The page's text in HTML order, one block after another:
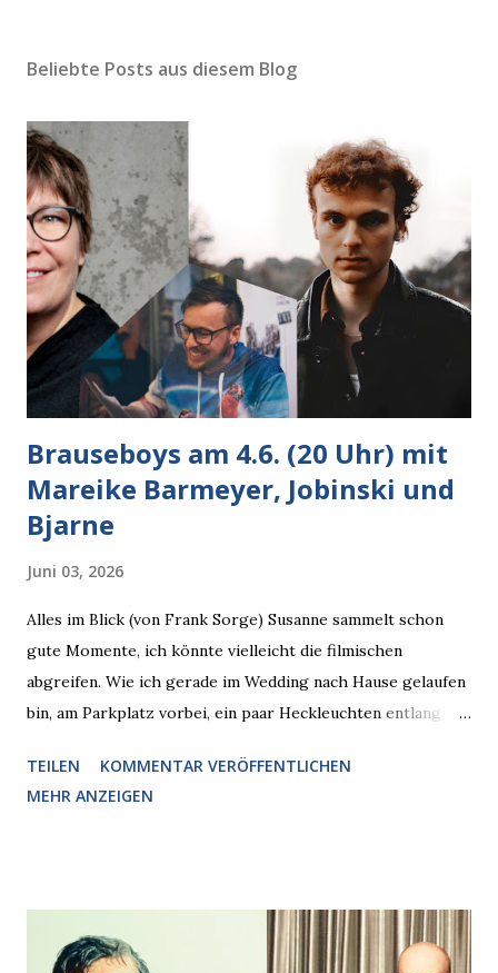
Beliebte Posts aus diesem Blog
Brauseboys am 4.6. (20 Uhr) mit
Mareike Barmeyer, Jobinski und
Bjarne
Juni 03, 2026
Alles im Blick (von Frank Sorge) Susanne sammelt schon
gute Momente, ich könnte vielleicht die filmischen
abgreifen. Wie ich gerade im Wedding nach Hause gelaufen
bin, am Parkplatz vorbei, ein paar Heckleuchten entlang, als
den Blick kam, mit verlockend frisch leuchtenden
Pizzastücken. Von links pirschte sich eine Krähe an das
Krähe und ihn an, er die Krähe und mich, wir lächelten
gleichzeitig amüsiert. “Vorsicht!”, sagte ich zu ihm, “im
TEILEN
KOMMENTAR VERÖFFENTLICHEN
MEHR ANZEIGEN